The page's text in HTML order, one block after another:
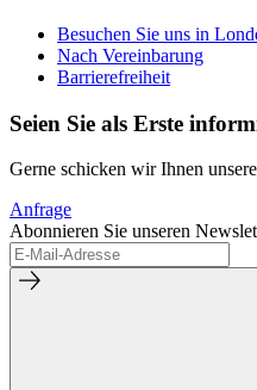
Weitere Informationen:
Besuchen Sie uns in
Nach Vereinbarung
Barrierefreiheit
Seien Sie als Erste
Gerne schicken wir Ihnen
Anfrage
Abonnieren Sie unseren